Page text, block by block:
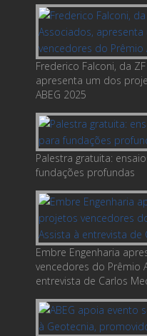
Frederico Falconi, da
apresenta um dos
ABEG 2025
Palestra gratuita:
fundações profundas
Embre Engenharia
vencedores do Prêmio
entrevista de Carlos